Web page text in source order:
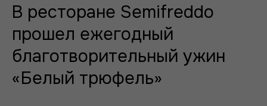
В ресторане Semifreddo
прошел ежегодный
благотворительный ужин
«Белый трюфель»